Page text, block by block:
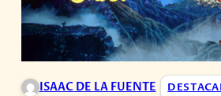
ISAAC DE LA FUENTE